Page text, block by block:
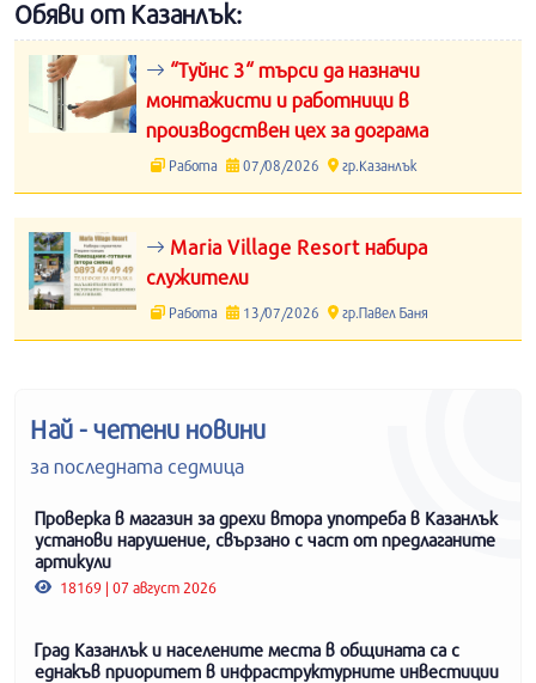
Обяви от Казанлък:
“Туйнс 3“ търси да назначи
монтажисти и работници в
производствен цех за дограма
Работа 07/08/2026 гр.Казанлък
Maria Village Resort набира
служители
Работа 13/07/2026 гр.Павел Баня
Най - четени новини
за последната седмица
Проверка в магазин за дрехи втора употреба в Казанлък
установи нарушение, свързано с част от предлаганите
артикули
18169 | 07 август 2026
Град Казанлък и населените места в общината са с
еднакъв приоритет в инфраструктурните инвестиции